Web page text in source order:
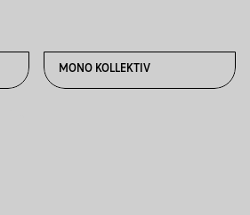
MONO KOLLEKTIV